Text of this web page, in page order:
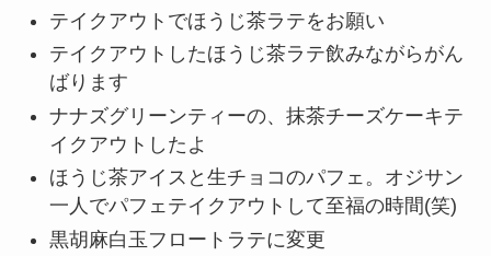
テイクアウトでほうじ茶ラテをお願い
テイクアウトしたほうじ茶ラテ飲みながらがん
ばります
ナナズグリーンティーの、抹茶チーズケーキテ
イクアウトしたよ
ほうじ茶アイスと生チョコのパフェ。オジサン
一人でパフェテイクアウトして至福の時間(笑)
黒胡麻白玉フロートラテに変更